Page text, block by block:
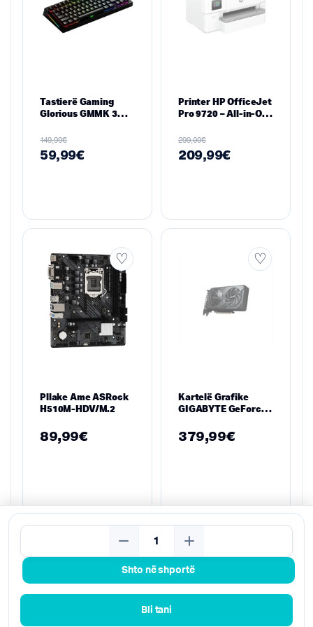
Shto në shportë
Bli tani
Tastierë Gaming
Glorious GMMK 3
149,99€
59,99€
Printer HP OfficeJet
Pro 9720 – All-in-One
(A3)
299,00€
209,99€
Pllake Ame ASRock
H510M-HDV/M.2
89,99€
Kartelë Grafike
GIGABYTE GeForce
WINDFORCE OC 8GB
– 8GB GDDR6, Dual
379,99€